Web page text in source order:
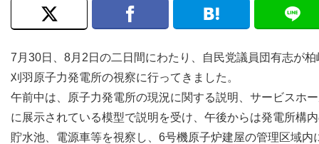
7月30日、8月2日の二日間にわたり、自民党議員団有志が柏
刈羽原子力発電所の視察に行ってきました。
午前中は、原子力発電所の現況に関する説明、サービスホ
に展示されている模型で説明を受け、午後からは発電所構
貯水池、電源車等を視察し、6号機原子炉建屋の管理区域内